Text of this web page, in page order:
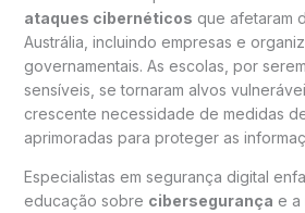
ataques cibernéticos que afetaram
Austrália, incluindo empresas e
governamentais. As escolas, por
sensíveis, se tornaram alvos
crescente necessidade de medidas
aprimoradas para proteger as
Especialistas em segurança digital
educação sobre cibersegurança e a